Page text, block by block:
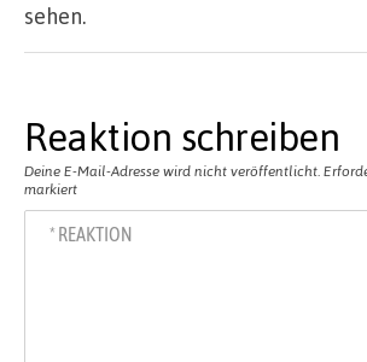
sehen.
Reaktion schreiben
Deine E-Mail-Adresse wird nicht veröffentlicht.
markiert